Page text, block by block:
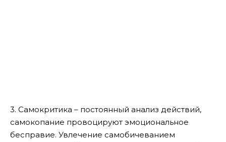
3. Самокритика – постоянный анализ действий,
самокопание провоцируют эмоциональное
бесправие. Увлечение самобичеванием